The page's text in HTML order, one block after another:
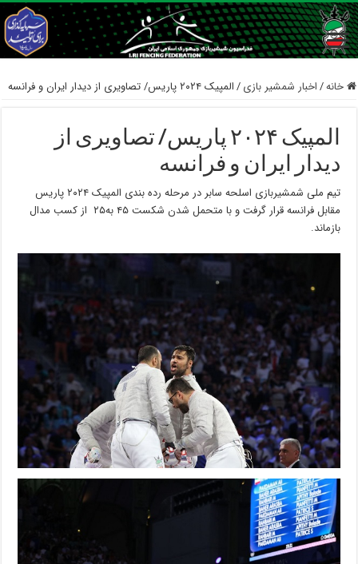
خانه/اخبار شمشیر بازی /المپیک ۲۰۲۴ پاریس/ تصاویری از دیدار ایران و فرانسه
المپیک ۲۰۲۴ پاریس/ تصاویری از
دیدار ایران و فرانسه
تیم ملی شمشیربازی اسلحه سابر در مرحله رده بندی المپیک ۲۰۲۴ پاریس
مقابل فرانسه قرار گرفت و با متحمل شدن شکست ۴۵ به۲۵ از کسب مدال
بازماند.